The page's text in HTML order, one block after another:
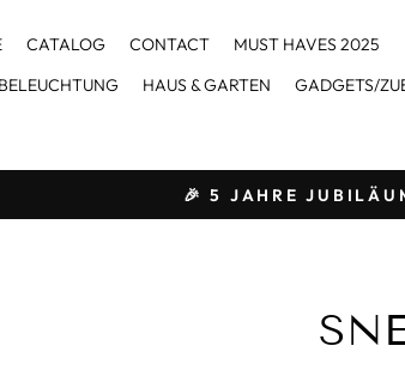
CATALOG CONTACT MUST HAVES 2025
HAUS & GARTEN GADGETS/
🎉 5 JAHRE